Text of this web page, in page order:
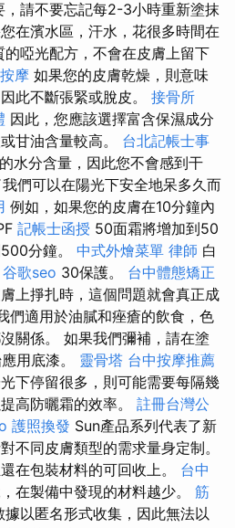
，請不要忘記每2-3小時重新塗抹
在濱水區，汗水，花很多時間在
啞光配方，不會在皮膚上留下
摩 如果您的皮膚乾燥，則意味
此不斷張緊或脫皮。 接骨所
因此，您應該選擇富含保濕成分
甘油含量較高。 台北記帳士事
水分含量，因此您不會感到干
們可以在陽光下安全地呆多久而
例如，如果您的皮膚在10分鐘內
記帳士函授 50面霜將增加到50
分鐘。 中式外燴菜單 律師 白
谷歌seo 30保護。 台中體態矯正
上掙扎時，這個問題就會真正成
們適用於油膩和痤瘡的飲食，色
關係。 如果我們彌補，請在塗
用底漆。 靈骨塔 台中按摩推薦
下停留很多，則可能需要每隔幾
高防曬霜的效率。 註冊台灣公
護照換發 Sun產品系列代表了新
不同皮膚類型的需求量身定制。
在包裝材料的可回收上。 台中
在製備中發現的材料越少。 筋
據以匿名形式收集，因此無法以